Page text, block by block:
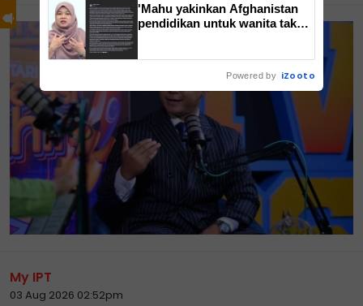
My IPT
03 Aug 2026 02:52pm
'Mahu yakinkan Afghanistan
pendidikan untuk wanita tak
Powered by iZooto